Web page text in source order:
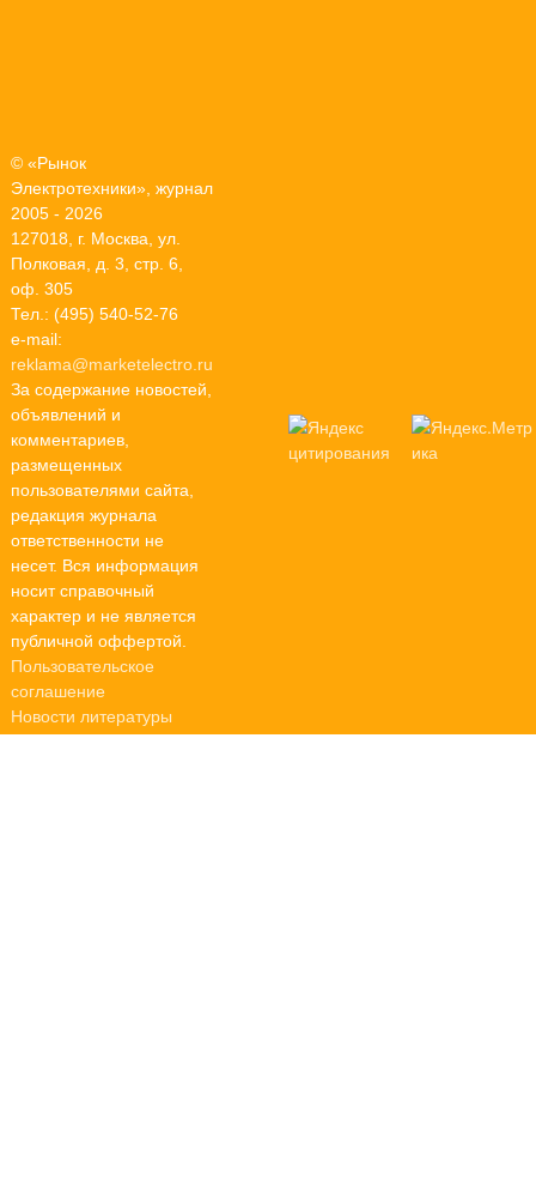
© «Рынок
Электротехники», журнал
2005 - 2026
127018, г. Москва, ул.
Полковая, д. 3, стр. 6,
оф. 305
Тел.: (495) 540-52-76
e-mail:
reklama@marketelectro.ru
За содержание новостей,
объявлений и
комментариев,
размещенных
пользователями сайта,
редакция журнала
ответственности не
несет. Вся информация
носит справочный
характер и не является
публичной оффертой.
Пользовательское
соглашение
Новости литературы